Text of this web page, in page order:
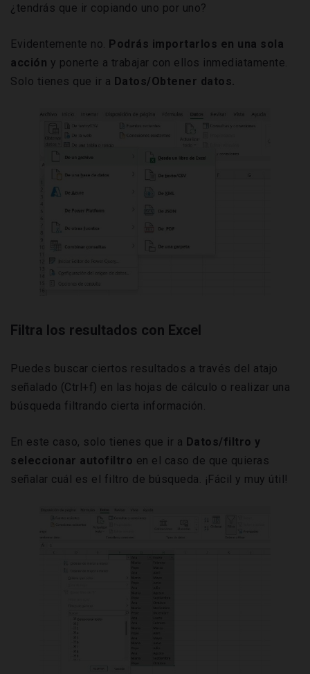
¿tendrás que ir copiando uno por uno?
Evidentemente no. Podrás importarlos en una sola
acción y ponerte a trabajar con ellos inmediatamente.
Solo tienes que ir a Datos/Obtener datos.
Filtra los resultados con Excel
Puedes buscar ciertos resultados a través del atajo
señalado (Ctrl+f) en las hojas de cálculo o realizar una
búsqueda filtrando cierta información.
En este caso, solo tienes que ir a Datos/filtro y
seleccionar autofiltro en el caso de que quieras
señalar cuál es el filtro de búsqueda. ¡Fácil y muy útil!